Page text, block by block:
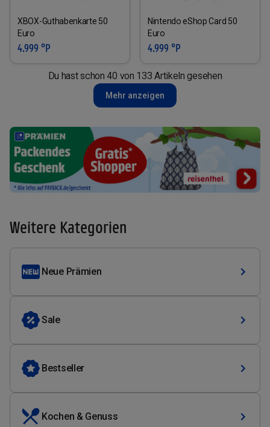
XBOX-Guthabenkarte 50
Euro
4.999 °P
Nintendo eShop Card 50
Euro
4.999 °P
Du hast schon 40 von 133 Artikeln gesehen
Mehr anzeigen
Weitere Kategorien
Neue Prämien
Sale
Bestseller
Kochen & Genuss